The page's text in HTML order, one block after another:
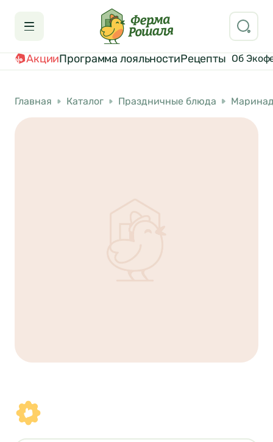
АкцииПрограмма лояльностиРецепты Об
Главная Каталог Праздничные блюда